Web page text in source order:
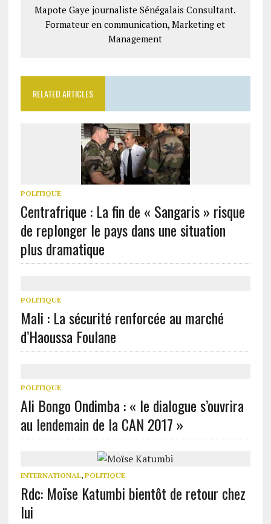
Mapote Gaye journaliste Sénégalais Consultant.
Formateur en communication, Marketing et
Management
RELATED ARTICLES
POLITIQUE
Centrafrique : La fin de « Sangaris » risque
de replonger le pays dans une situation
plus dramatique
POLITIQUE
Mali : La sécurité renforcée au marché
d’Haoussa Foulane
POLITIQUE
Ali Bongo Ondimba : « le dialogue s’ouvrira
au lendemain de la CAN 2017 »
INTERNATIONAL, POLITIQUE
Rdc: Moïse Katumbi bientôt de retour chez
lui